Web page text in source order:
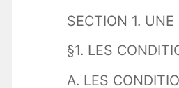
SECTION 1.
§1. LES
A. LES